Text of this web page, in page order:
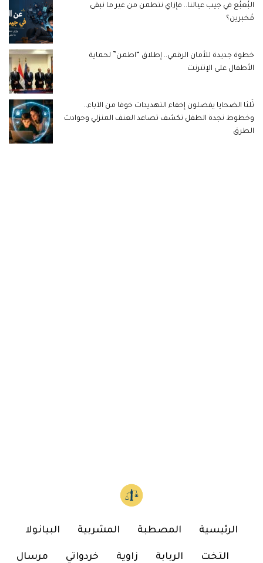
البُعبُع في جيب عيالنا.. فإزاي نتطمن من غير ما نبقى
مُخبرين؟
خطوة جديدة للأمان الرقمي.. إطلاق “اطمن” لحماية
الأطفال على الإنترنت
ثُلثا الضحايا يفضلون إخفاء التهديدات خوفا من الآباء..
وخطوط نجدة الطفل تكشف تصاعد العنف المنزلي وحوادث
الطرق
الرئيسية المصطبة المشربية البيانولا
التخت الربابة زاوية خردواتي مرسال